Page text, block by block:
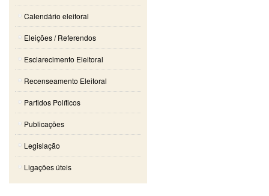
Calendário eleitoral
Eleições / Referendos
Esclarecimento Eleitoral
Recenseamento Eleitoral
Partidos Políticos
Publicações
Legislação
Ligações úteis